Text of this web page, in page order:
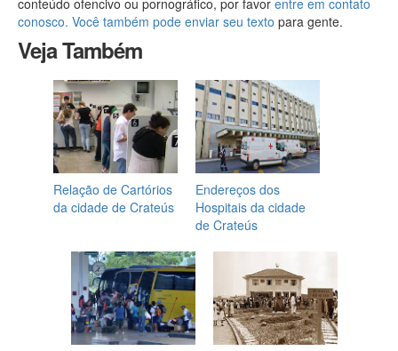
conteúdo ofencivo ou pornográfico, por favor entre em contato
conosco. Você também pode enviar seu texto para gente.
Veja Também
Relação de Cartórios
da cidade de Crateús
Endereços dos
Hospitais da cidade
de Crateús